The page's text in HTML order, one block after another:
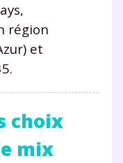
région
et
choix
mix